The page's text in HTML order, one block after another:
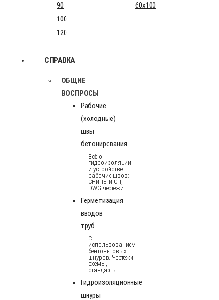
90
60x100
100
120
СПРАВКА
ОБЩИЕ
ВОСПРОСЫ
Рабочие
(холодные)
швы
бетонирования
Всё о
гидроизоляции
и устройстве
рабочих швов:
СНиПы и СП,
DWG чертежи
Герметизация
вводов
труб
С
использованием
бентонитовых
шнуров. Чертежи,
схемы,
стандарты
Гидроизоляционные
шнуры